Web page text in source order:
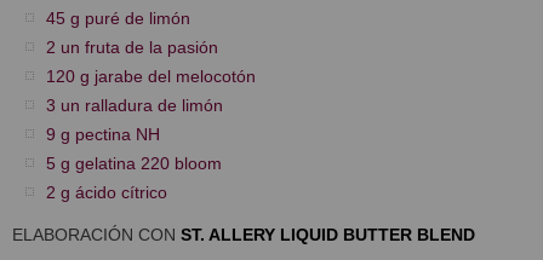
45 g puré de limón
2 un fruta de la pasión
120 g jarabe del melocotón
3 un ralladura de limón
9 g pectina NH
5 g gelatina 220 bloom
2 g ácido cítrico
ELABORACIÓN CON ST. ALLERY LIQUID BUTTER BLEND